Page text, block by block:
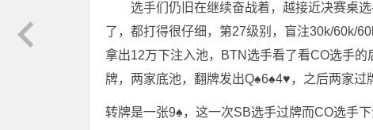
选手们仍旧在继续奋战着，越接近决赛桌
了，都打得很仔细，第27级别，盲注30k/60k/
拿出12万下注入池，BTN选手看了看CO选手
牌，两家底池，翻牌发出Q♠️6♠️4♥️，之后两家过
转牌是一张9♠️，这一次SB选手过牌而CO选手